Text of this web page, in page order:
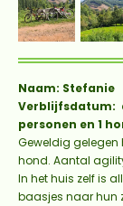
Naam: Stefanie
Verblijfsdatum:
personen en 1
Geweldig gelegen
hond. Aantal
In het huis zelf is
baasjes naar hun